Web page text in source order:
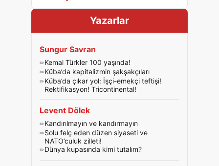
Yazarlar
Sungur Savran
Kemal Türkler 100 yaşında!
Küba’da kapitalizmin şakşakçıları
Küba’da çıkar yol: İşçi-emekçi teftişi!
Rektifikasyon! Tricontinental!
Levent Dölek
Kandırılmayın ve kandırmayın
Solu felç eden düzen siyaseti ve
NATO’culuk zilleti!
Dünya kupasında kimi tutalım?